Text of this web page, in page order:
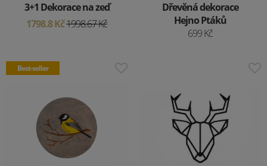
3+1 Dekorace na zeď
1798.8 Kč1998.67 Kč
Dřevěná dekorace
Hejno Ptáků
699 Kč
Best-seller